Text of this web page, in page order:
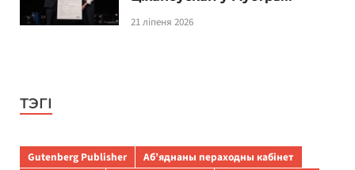
21 ліпеня 2026
ТЭГІ
Gutenberg Publisher
Аб’яднаны пераходны кабінет